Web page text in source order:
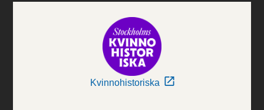
Kvinnohistoriska